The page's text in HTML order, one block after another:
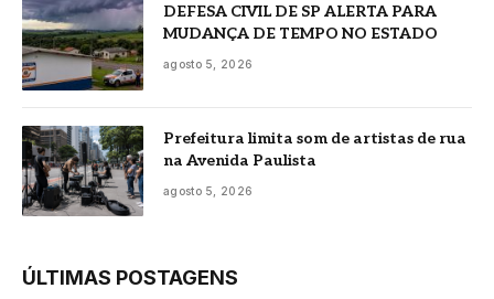
DEFESA CIVIL DE SP ALERTA PARA
MUDANÇA DE TEMPO NO ESTADO
agosto 5, 2026
Prefeitura limita som de artistas de rua
na Avenida Paulista
agosto 5, 2026
ÚLTIMAS POSTAGENS